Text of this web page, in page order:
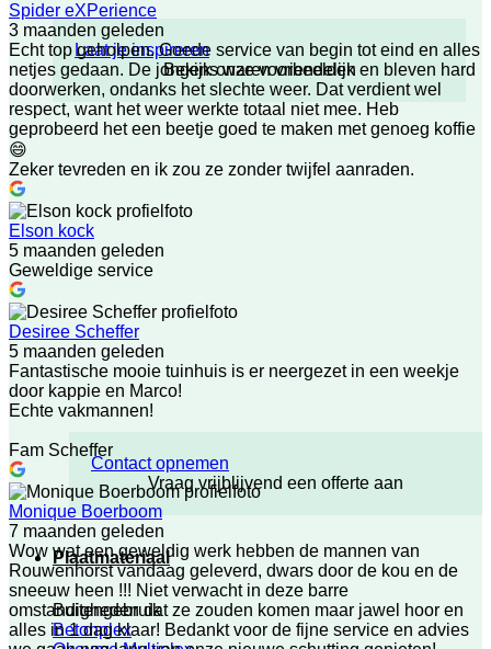
Laat je inspireren
Bekijk onze voorbeelden
Contact opnemen
Vraag vrijblijvend een offerte aan
Plaatmateriaal
Buitengebruik
Betonplex
Spider eXPerience
3 maanden geleden
Echt top geholpen. Goede service van begin tot eind en alles
netjes gedaan. De jongens waren vriendelijk en bleven hard
doorwerken, ondanks het slechte weer. Dat verdient wel
respect, want het weer werkte totaal niet mee. Heb
geprobeerd het een beetje goed te maken met genoeg koffie
😄
Zeker tevreden en ik zou ze zonder twijfel aanraden.
Elson kock
5 maanden geleden
Geweldige service
Desiree Scheffer
5 maanden geleden
Fantastische mooie tuinhuis is er neergezet in een weekje
door kappie en Marco!
Echte vakmannen!
Fam Scheffer
Monique Boerboom
7 maanden geleden
Wow wat een geweldig werk hebben de mannen van
Rouwenhorst vandaag geleverd, dwars door de kou en de
sneeuw heen !!! Niet verwacht in deze barre
omstandigheden dat ze zouden komen maar jawel hoor en
alles in 1 dag klaar! Bedankt voor de fijne service en advies